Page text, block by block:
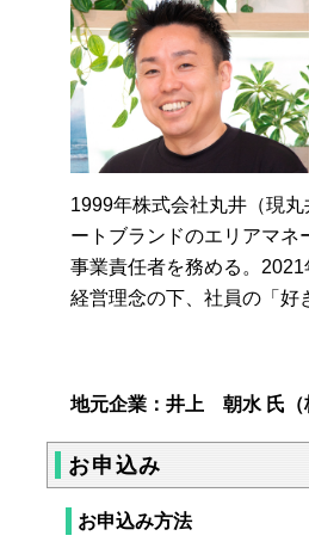
1999年株式会社丸井（現
ートブランドのエリアマネ
事業責任者を務める。 2021
経営理念の下、社員の「好
地元企業：井上 朝水 氏（
お申込み
お申込み方法